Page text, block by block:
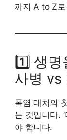
까지 A to Z
1️⃣ 생명
사병 vs
폭염 대처의
는 것입니다. ‘
야 합니다.